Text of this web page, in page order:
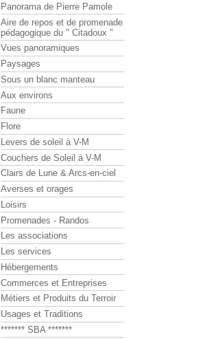
Panorama de Pierre Pamole
Aire de repos et de promenade
pédagogique du " Citadoux "
Vues panoramiques
Paysages
Sous un blanc manteau
Aux environs
Faune
Flore
Levers de soleil à V-M
Couchers de Soleil à V-M
Clairs de Lune & Arcs-en-ciel
Averses et orages
Loisirs
Promenades - Randos
Les associations
Les services
Hébergements
Commerces et Entreprises
Métiers et Produits du Terroir
Usages et Traditions
******* SBA *******